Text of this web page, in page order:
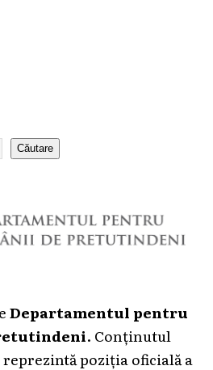
Căutare
Departamentul pentru
. Conținutul
poziția oficială a